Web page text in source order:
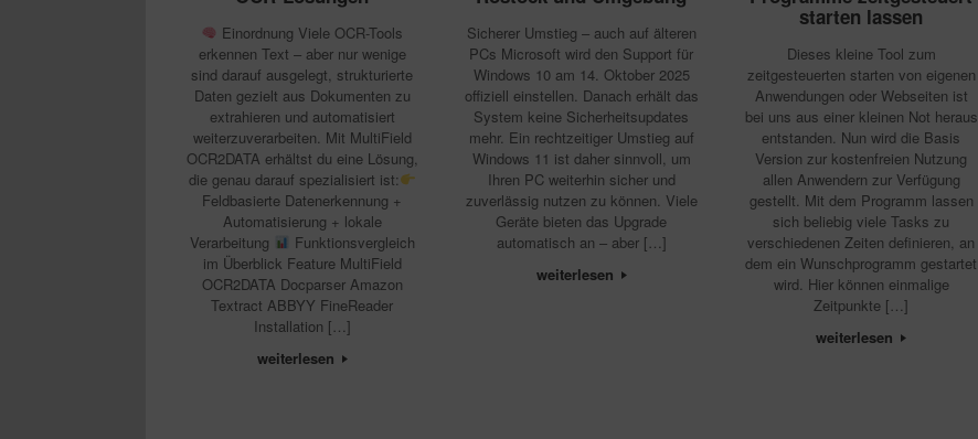
Einordnung Viele OCR-Tools
erkennen Text – aber nur wenige
sind darauf ausgelegt, strukturierte
Daten gezielt aus Dokumenten zu
extrahieren und automatisiert
weiterzuverarbeiten. Mit MultiField
OCR2DATA erhältst du eine Lösung,
die genau darauf spezialisiert ist:
Feldbasierte Datenerkennung +
Automatisierung + lokale
Verarbeitung
Funktionsvergleich
im Überblick Feature MultiField
OCR2DATA Docparser Amazon
Textract ABBYY FineReader
Installation […]
weiterlesen
Sicherer Umstieg – auch auf älteren
PCs Microsoft wird den Support für
Windows 10 am 14. Oktober 2025
offiziell einstellen. Danach erhält das
System keine Sicherheitsupdates
mehr. Ein rechtzeitiger Umstieg auf
Windows 11 ist daher sinnvoll, um
Ihren PC weiterhin sicher und
zuverlässig nutzen zu können. Viele
Geräte bieten das Upgrade
automatisch an – aber […]
weiterlesen
starten lassen
Dieses kleine Tool zum
zeitgesteuerten starten von eigenen
Anwendungen oder Webseiten ist
bei uns aus einer kleinen Not heraus
entstanden. Nun wird die Basis
Version zur kostenfreien Nutzung
allen Anwendern zur Verfügung
gestellt. Mit dem Programm lassen
sich beliebig viele Tasks zu
verschiedenen Zeiten definieren, an
dem ein Wunschprogramm gestartet
wird. Hier können einmalige
Zeitpunkte […]
weiterlesen